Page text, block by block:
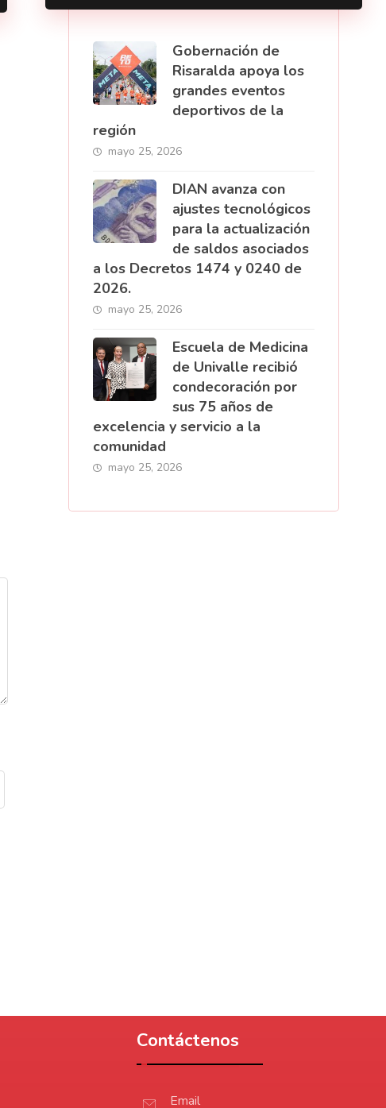
Gobernación de
Risaralda apoya los
grandes eventos
deportivos de la
región
mayo 25, 2026
DIAN avanza con
ajustes tecnológicos
para la actualización
de saldos asociados
a los Decretos 1474 y 0240 de
2026.
mayo 25, 2026
Escuela de Medicina
de Univalle recibió
condecoración por
sus 75 años de
excelencia y servicio a la
comunidad
mayo 25, 2026
Contáctenos
Email